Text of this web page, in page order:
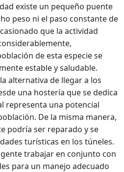
existe un pequeño puente
peso ni el paso constante de
que la actividad
de esta especie se
estable y saludable.
alternativa de llegar a los
una hostería que se dedica
representa una potencial
De la misma manera,
podría ser reparado y se
turísticas en los túneles.
trabajar en conjunto con
para un manejo adecuado